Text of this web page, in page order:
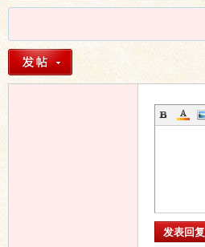
发表回复